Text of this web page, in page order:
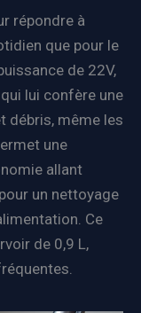
répondre à
que pour le
de 22V,
lui confère une
débris, même les
une
allant
un nettoyage
Ce
de 0,9 L,